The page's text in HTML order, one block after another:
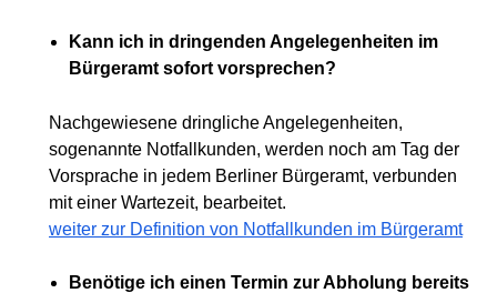
Kann ich in dringenden Angelegenheiten im
Bürgeramt sofort vorsprechen?
Nachgewiesene dringliche Angelegenheiten,
sogenannte Notfallkunden, werden noch am Tag der
Vorsprache in jedem Berliner Bürgeramt, verbunden
mit einer Wartezeit, bearbeitet.
weiter zur Definition von Notfallkunden im Bürgeramt
Benötige ich einen Termin zur Abholung bereits